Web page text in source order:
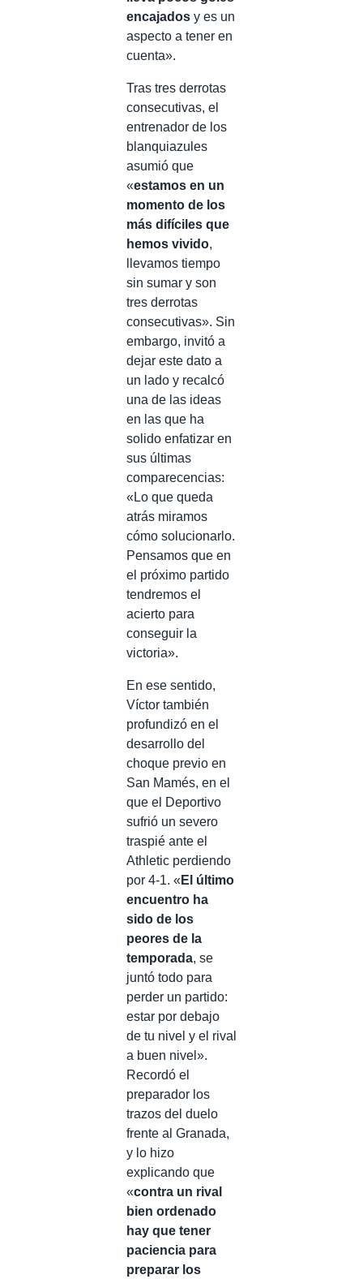
encajados y es un
aspecto a tener en
cuenta».
Tras tres derrotas
consecutivas, el
entrenador de los
blanquiazules
asumió que
«estamos en un
momento de los
más difíciles que
hemos vivido,
llevamos tiempo
sin sumar y son
tres derrotas
consecutivas». Sin
embargo, invitó a
dejar este dato a
un lado y recalcó
una de las ideas
en las que ha
solido enfatizar en
sus últimas
comparecencias:
«Lo que queda
atrás miramos
cómo solucionarlo.
Pensamos que en
el próximo partido
tendremos el
acierto para
conseguir la
victoria».
En ese sentido,
Víctor también
profundizó en el
desarrollo del
choque previo en
San Mamés, en el
que el Deportivo
sufrió un severo
traspié ante el
Athletic perdiendo
por 4-1. « El último
encuentro ha
sido de los
peores de la
temporada, se
juntó todo para
perder un partido:
estar por debajo
de tu nivel y el rival
a buen nivel».
Recordó el
preparador los
trazos del duelo
frente al Granada,
y lo hizo
explicando que
«contra un rival
bien ordenado
hay que tener
paciencia para
preparar los